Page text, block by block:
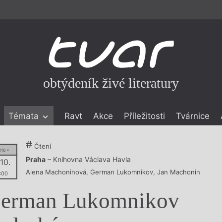
obtýdeník živé literatury
Témata Ravt Akce Příležitosti Tvárnice
= Čtení
Praha – Knihovna Václava Havla
Alena Machoninová, German Lukomnikov, Jan Machonin
Lukomnikov